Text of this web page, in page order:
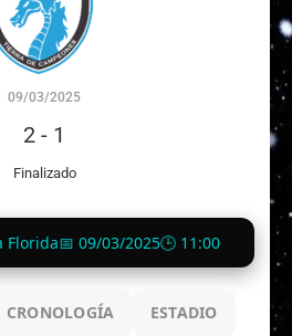
09/03/2025
2 - 1
Finalizado
Florida📅 09/03/2025🕒 11:00
CRONOLOGÍA ESTADIO